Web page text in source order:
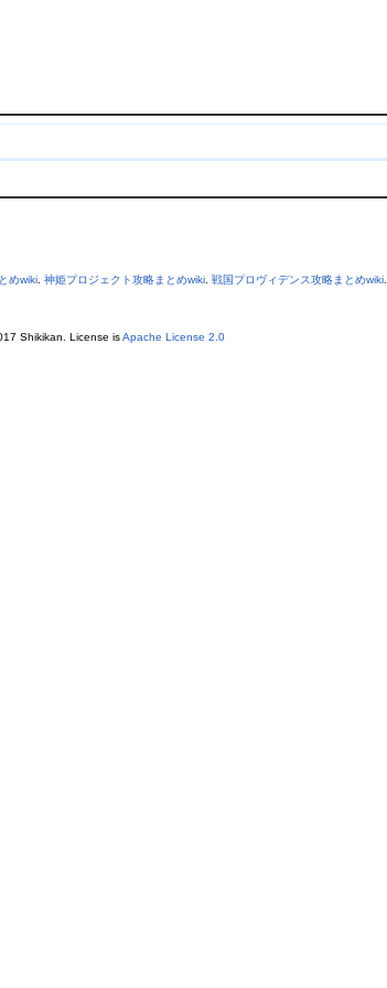
めwiki. 神姫プロジェクト攻略まとめwiki. 戦国プロヴィデンス攻略まとめwiki.
Shikikan. License isApache License 2.0